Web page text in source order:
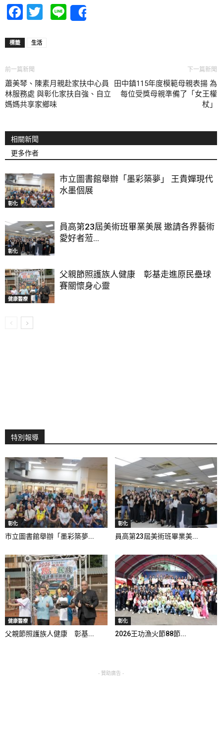
Facebook
Twitter
Line
標籤 生活
前一篇新聞
蕭美琴、陳素月親赴家扶中心員
林服務處 與彰化家扶自強、自立
媽媽共享家鄉味
下一篇新聞
田中鎮115年度模範母親表揚 為
每位受獎母親準備了「女王權
杖」
相關新聞
更多作者
彰化
市立圖書館舉辦「墨彩築夢」 王貴嬋現代
水墨個展
彰化
員高第23屆美術班畢業美展 邀請各界藝術
愛好者蒞...
健康醫療
父親節照護族人健康 彰基走進原民壘球
賽關懷身心靈
特別報導
彰化
市立圖書館舉辦「墨彩築夢...
彰化
員高第23屆美術班畢業美...
健康醫療
父親節照護族人健康 彰基...
彰化
2026王功漁火節88節...
- 贊助廣告 -